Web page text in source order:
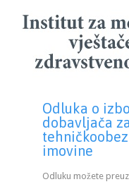
Odluka o
dobavljača
imovine
Odluku možete